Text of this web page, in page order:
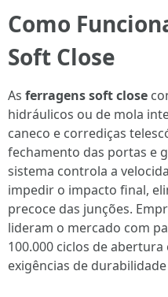
Como
Soft Close
As ferragens soft close
hidráulicos ou de mola
caneco e corrediças
fechamento das portas e
sistema controla a
impedir o impacto final,
precoce das junções.
lideram o mercado com
100.000 ciclos de
exigências de